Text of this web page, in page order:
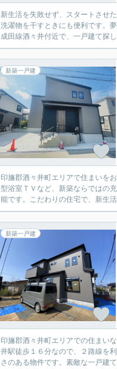
新生活を失敗せず、スタートさ
洗濯物を干すときにも便利です。
成田線酒々井付近で、一戸建て探
新築一戸建
印旛郡酒々井町エリアで住まいを
型浴室ＴＶなど、新築ならではの
能です。こだわりの住宅で、新生活
新築一戸建
印旛郡酒々井町エリアでの住まい
井駅徒歩１６分なので、２路線を
さのある物件です。素敵な一戸建